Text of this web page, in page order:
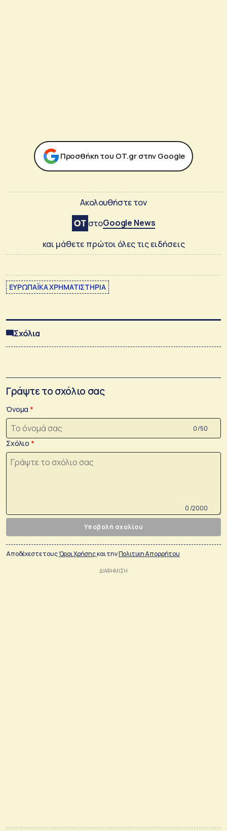
Προσθήκη του ΟΤ.gr στην Google
Ακολουθήστε τον
στοGoogle News
και μάθετε πρώτοι όλες τις ειδήσεις
ΕΥΡΩΠΑΪΚΑ ΧΡΗΜΑΤΙΣΤΗΡΙΑ
Σχόλια
Γράψτε το σχόλιο σας
Όνομα
0 /50
Σχόλιο
0 /2000
Υποβολή σχολίου
Αποδέχεστε τουςΌροι Χρήσηςκαι τηνΠολιτικη Απορρήτου